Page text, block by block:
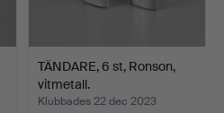
TÄNDARE, 6 st, Ronson,
vitmetall.
Klubbades 22 dec 2023